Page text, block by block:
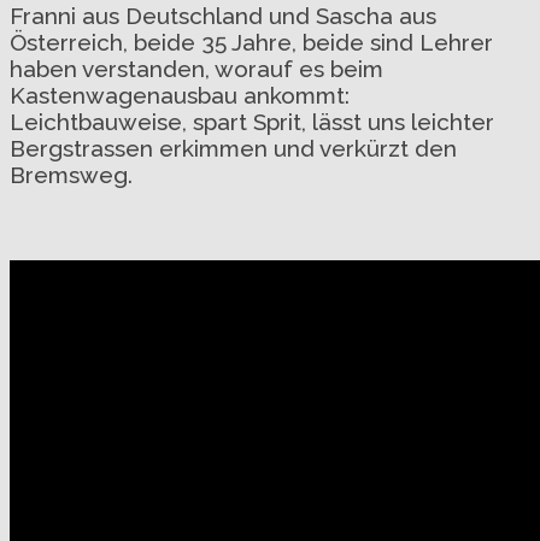
Franni aus Deutschland und Sascha aus
Österreich, beide 35 Jahre, beide sind Lehrer
haben verstanden, worauf es beim
Kastenwagenausbau ankommt:
Leichtbauweise, spart Sprit, lässt uns leichter
Bergstrassen erkimmen und verkürzt den
Bremsweg.